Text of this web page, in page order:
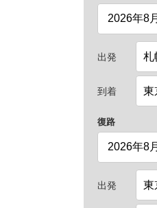
出発
到着
復路
出発